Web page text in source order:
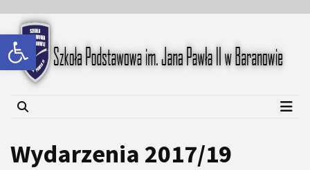
Open toolbar
content
content
Szkoła Podstawowa im.
Jana Pawła II w Baranowie
Wydarzenia 2017/19